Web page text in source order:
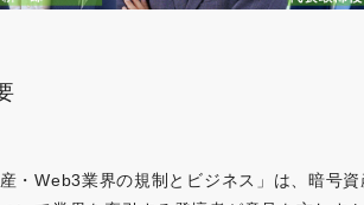
・Web3業界の規制とビジネス」は、暗号